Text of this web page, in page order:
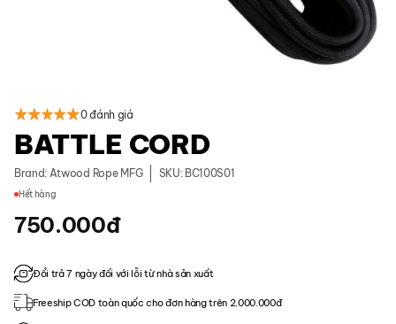
0 đánh giá
BATTLE CORD
Brand: Atwood Rope MFG SKU: BC100S01
Hết hàng
750.000đ
Đổi trả 7 ngày đối với lỗi từ nhà sản xuất
Freeship COD toàn quốc cho đơn hàng trên 2.000.000đ